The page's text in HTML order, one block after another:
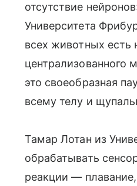
отсутствие
Университета
всех животных есть
централизованного
это своеобразная
всему телу и
Тамар Лотан из
обрабатывать
реакции —